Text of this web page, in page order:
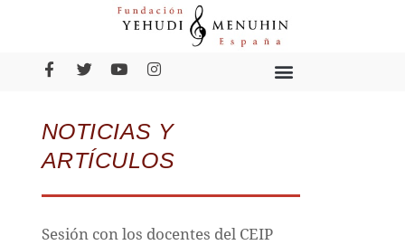
NOTICIAS Y
ARTÍCULOS
Sesión con los docentes del CEIP